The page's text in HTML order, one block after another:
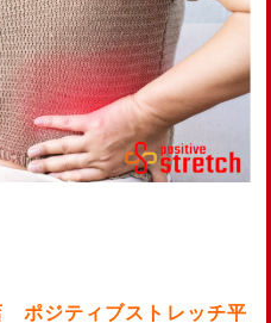
ジティブストレッチ平